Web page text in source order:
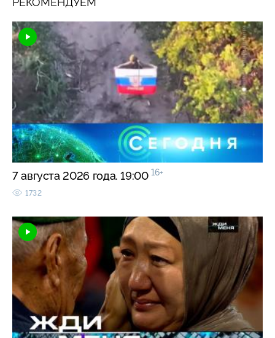
7 августа 2026 года. 19:00 16+
1732